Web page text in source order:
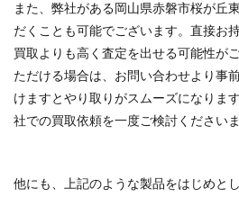
また、弊社がある岡山県赤磐市桜が丘
だくことも可能でございます。直接お
買取よりも高く査定を出せる可能性が
ただける場合は、お問い合わせより事
けますとやり取りがスムーズになりま
社での買取依頼を一度ご検討くださいま
他にも、上記のような製品をはじめと